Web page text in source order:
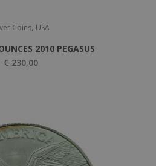
Coins, USA
2010 PEGASUS
€ 230,00